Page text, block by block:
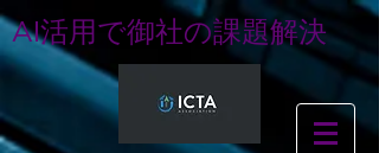
AI活用で御社の課題解決